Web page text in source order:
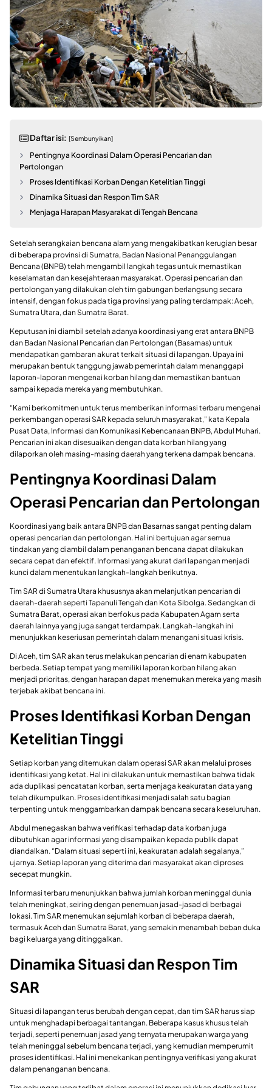
Daftar isi: [Sembunyikan]
Pentingnya Koordinasi Dalam Operasi Pencarian dan
Pertolongan
Proses Identifikasi Korban Dengan Ketelitian Tinggi
Dinamika Situasi dan Respon Tim SAR
Menjaga Harapan Masyarakat di Tengah Bencana
Setelah serangkaian bencana alam yang mengakibatkan kerugian besar
di beberapa provinsi di Sumatra, Badan Nasional Penanggulangan
Bencana (BNPB) telah mengambil langkah tegas untuk memastikan
keselamatan dan kesejahteraan masyarakat. Operasi pencarian dan
pertolongan yang dilakukan oleh tim gabungan berlangsung secara
intensif, dengan fokus pada tiga provinsi yang paling terdampak: Aceh,
Sumatra Utara, dan Sumatra Barat.
Keputusan ini diambil setelah adanya koordinasi yang erat antara BNPB
dan Badan Nasional Pencarian dan Pertolongan (Basarnas) untuk
mendapatkan gambaran akurat terkait situasi di lapangan. Upaya ini
merupakan bentuk tanggung jawab pemerintah dalam menanggapi
laporan-laporan mengenai korban hilang dan memastikan bantuan
sampai kepada mereka yang membutuhkan.
“Kami berkomitmen untuk terus memberikan informasi terbaru mengenai
perkembangan operasi SAR kepada seluruh masyarakat,” kata Kepala
Pusat Data, Informasi dan Komunikasi Kebencanaan BNPB, Abdul Muhari.
Pencarian ini akan disesuaikan dengan data korban hilang yang
dilaporkan oleh masing-masing daerah yang terkena dampak bencana.
Pentingnya Koordinasi Dalam
Operasi Pencarian dan Pertolongan
Koordinasi yang baik antara BNPB dan Basarnas sangat penting dalam
operasi pencarian dan pertolongan. Hal ini bertujuan agar semua
tindakan yang diambil dalam penanganan bencana dapat dilakukan
secara cepat dan efektif. Informasi yang akurat dari lapangan menjadi
kunci dalam menentukan langkah-langkah berikutnya.
Tim SAR di Sumatra Utara khususnya akan melanjutkan pencarian di
daerah-daerah seperti Tapanuli Tengah dan Kota Sibolga. Sedangkan di
Sumatra Barat, operasi akan berfokus pada Kabupaten Agam serta
daerah lainnya yang juga sangat terdampak. Langkah-langkah ini
menunjukkan keseriusan pemerintah dalam menangani situasi krisis.
Di Aceh, tim SAR akan terus melakukan pencarian di enam kabupaten
berbeda. Setiap tempat yang memiliki laporan korban hilang akan
menjadi prioritas, dengan harapan dapat menemukan mereka yang masih
terjebak akibat bencana ini.
Proses Identifikasi Korban Dengan
Ketelitian Tinggi
Setiap korban yang ditemukan dalam operasi SAR akan melalui proses
identifikasi yang ketat. Hal ini dilakukan untuk memastikan bahwa tidak
ada duplikasi pencatatan korban, serta menjaga keakuratan data yang
telah dikumpulkan. Proses identifikasi menjadi salah satu bagian
terpenting untuk menggambarkan dampak bencana secara keseluruhan.
Abdul menegaskan bahwa verifikasi terhadap data korban juga
dibutuhkan agar informasi yang disampaikan kepada publik dapat
diandalkan. “Dalam situasi seperti ini, keakuratan adalah segalanya,”
ujarnya. Setiap laporan yang diterima dari masyarakat akan diproses
secepat mungkin.
Informasi terbaru menunjukkan bahwa jumlah korban meninggal dunia
telah meningkat, seiring dengan penemuan jasad-jasad di berbagai
lokasi. Tim SAR menemukan sejumlah korban di beberapa daerah,
termasuk Aceh dan Sumatra Barat, yang semakin menambah beban duka
bagi keluarga yang ditinggalkan.
Dinamika Situasi dan Respon Tim
SAR
Situasi di lapangan terus berubah dengan cepat, dan tim SAR harus siap
untuk menghadapi berbagai tantangan. Beberapa kasus khusus telah
terjadi, seperti penemuan jasad yang ternyata merupakan warga yang
telah meninggal sebelum bencana terjadi, yang kemudian memperumit
proses identifikasi. Hal ini menekankan pentingnya verifikasi yang akurat
dalam penanganan bencana.